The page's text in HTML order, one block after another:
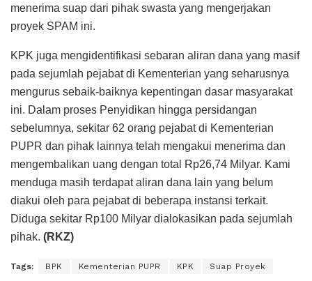
menerima suap dari pihak swasta yang mengerjakan
proyek SPAM ini.
KPK juga mengidentifikasi sebaran aliran dana yang masif
pada sejumlah pejabat di Kementerian yang seharusnya
mengurus sebaik-baiknya kepentingan dasar masyarakat
ini. Dalam proses Penyidikan hingga persidangan
sebelumnya, sekitar 62 orang pejabat di Kementerian
PUPR dan pihak lainnya telah mengakui menerima dan
mengembalikan uang dengan total Rp26,74 Milyar. Kami
menduga masih terdapat aliran dana lain yang belum
diakui oleh para pejabat di beberapa instansi terkait.
Diduga sekitar Rp100 Milyar dialokasikan pada sejumlah
pihak. (RKZ)
Tags: BPK Kementerian PUPR KPK Suap Proyek